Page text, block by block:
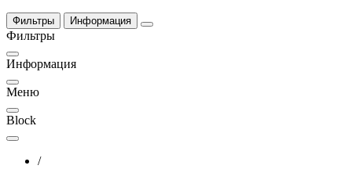
Фильтры Информация
Фильтры
Информация
Меню
Block
/